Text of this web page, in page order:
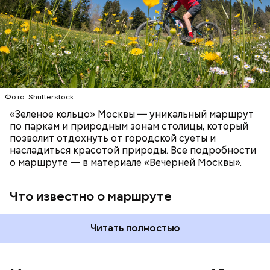
Фото: Shutterstock
«Зеленое кольцо» Москвы — уникальный маршрут
по паркам и природным зонам столицы, который
позволит отдохнуть от городской суеты и
насладиться красотой природы. Все подробности
о маршруте — в материале «Вечерней Москвы».
Что известно о маршруте
Читать полностью
СПОРТ ОТДЫХ
ВЕЛОСИПЕДЫ
САМОКАТЫ
МОСКВА
Патриаршие пруды